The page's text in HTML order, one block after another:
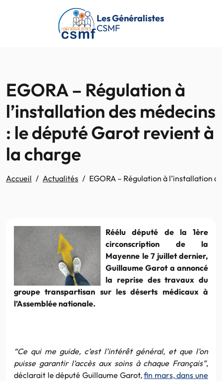
Passer au contenu principal
Les Généralistes
CSMF
EGORA – Régulation à
l’installation des médecins
: le député Garot revient à
la charge
Accueil Actualités EGORA – Régulation à l’installation
Réélu député de la 1ère
circonscription de la
Mayenne le 7 juillet dernier,
Guillaume Garot a annoncé
la reprise des travaux du
groupe transpartisan sur les déserts médicaux à
l’Assemblée nationale.
“Ce qui me guide, c’est l’intérêt général, et que l’on
puisse garantir l’accès aux soins à chaque Français”,
déclarait le député Guillaume Garot,fin mars, dans une